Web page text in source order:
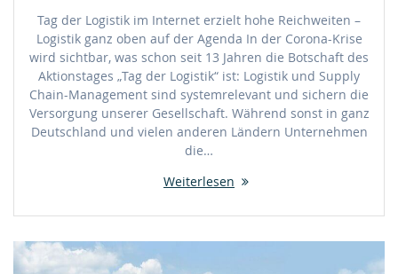
Tag der Logistik im Internet erzielt hohe Reichweiten –
Logistik ganz oben auf der Agenda In der Corona-Krise
wird sichtbar, was schon seit 13 Jahren die Botschaft des
Aktionstages „Tag der Logistik“ ist: Logistik und Supply
Chain-Management sind systemrelevant und sichern die
Versorgung unserer Gesellschaft. Während sonst in ganz
Deutschland und vielen anderen Ländern Unternehmen
die…
Weiterlesen